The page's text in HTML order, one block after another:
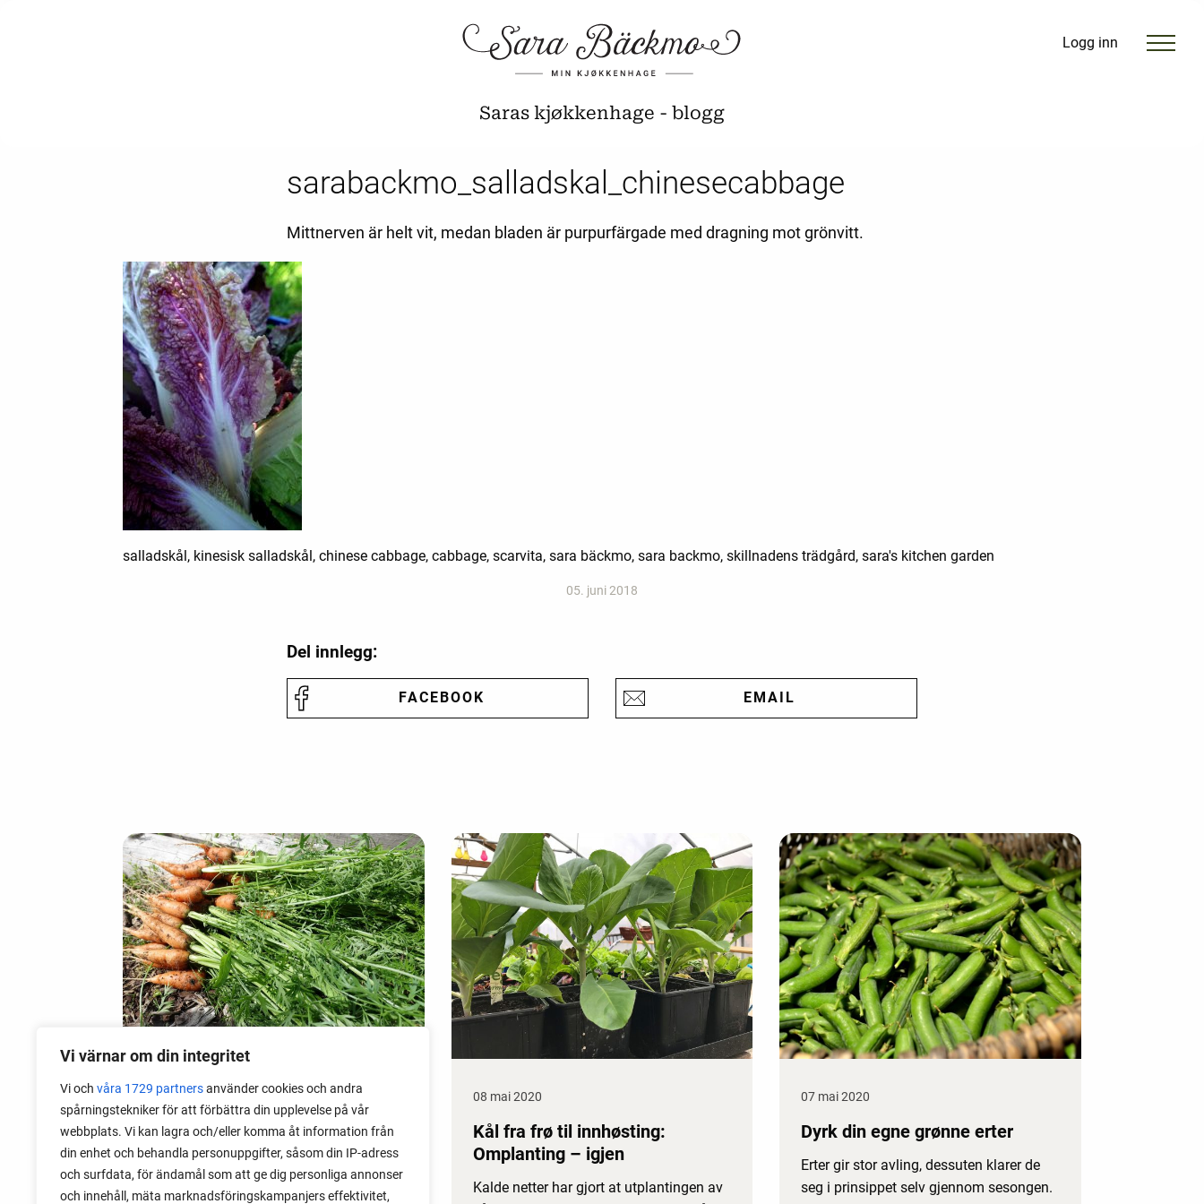
Vi värnar om din integritet
Vi och våra 1729 partnersanvänder cookies och andra
spårningstekniker för att förbättra din upplevelse på vår
webbplats. Vi kan lagra och/eller komma åt information från
din enhet och behandla personuppgifter, såsom din IP-adress
och surfdata, för ändamål som att ge dig personliga annonser
och innehåll, mäta marknadsföringskampanjers effektivitet,
Logg inn
Saras kjøkkenhage - blogg
sarabackmo_salladskal_chinesecabbage
Mittnerven är helt vit, medan bladen är purpurfärgade med dragning mot grönvitt.
salladskål, kinesisk salladskål, chinese cabbage, cabbage, scarvita, sara bäckmo, sara backmo, skillnadens trädgård, sara's kitchen garden
05. juni 2018
Del innlegg:
FACEBOOK EMAIL
09 mai 2020
Brannskader av grønnsaker
Noen grønnsaker kan utrolig nok
forårsake en type av hudskader, ikke ved
08 mai 2020
Kål fra frø til innhøsting:
Omplanting – igjen
Kalde netter har gjort at utplantingen av
07 mai 2020
Dyrk din egne grønne erter
Erter gir stor avling, dessuten klarer de
seg i prinsippet selv gjennom sesongen.